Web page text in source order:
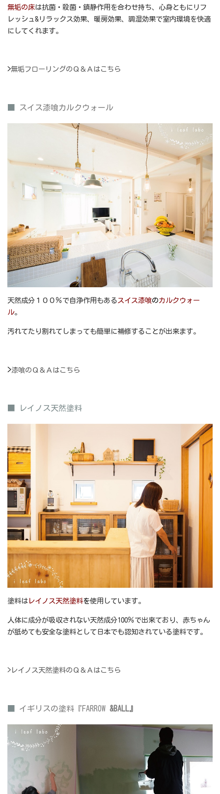
無垢の床は抗菌・殺菌・鎮静作用を合わせ持ち、心身ともにリフ
レッシュ&リラックス効果、暖房効果、調湿効果で室内環境を快適
にしてくれます。
>無垢フローリングのＱ＆Ａはこちら
スイス漆喰カルクウォール
天然成分１００％で自浄作用もある スイス漆喰のカルクウォー
ル。
汚れてたり割れてしまっても簡単に補修することが出来ます。
>漆喰のＱ＆Ａはこちら
■ レイノス天然塗料
塗料は レイノス天然塗料を使用しています。
人体に成分が吸収されない天然成分100％で出来ており、赤ちゃん
が舐めても安全な塗料として日本でも認知されている塗料です。
> レイノス天然塗料のＱ＆Ａはこちら
イギリスの塗料『FARROW &BALL』